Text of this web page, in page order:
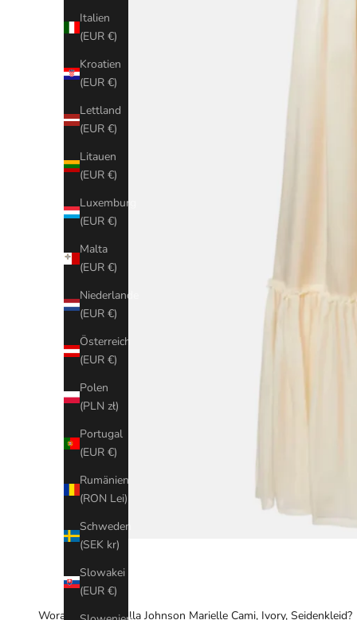
Italien
(EUR €)
Kroatien
(EUR €)
Lettland
(EUR €)
Litauen
(EUR €)
Luxemburg
(EUR €)
Malta
(EUR €)
Niederlande
(EUR €)
Österreich
(EUR €)
Polen
(PLN zł)
Portugal
(EUR €)
Rumänien
(RON Lei)
Schweden
(SEK kr)
Slowakei
(EUR €)
Woraus besteht Ulla Johnson Marielle Cami, Ivory, Seidenkleid?